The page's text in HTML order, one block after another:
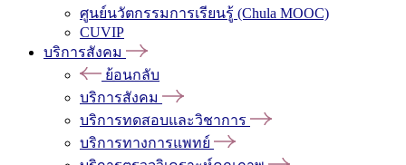
ศูนย์นวัตกรรมการเรียนรู้ (Chula MOOC)
CUVIP
บริการสังคม
ย้อนกลับ
บริการสังคม
บริการทดสอบและวิชาการ
บริการทางการแพทย์